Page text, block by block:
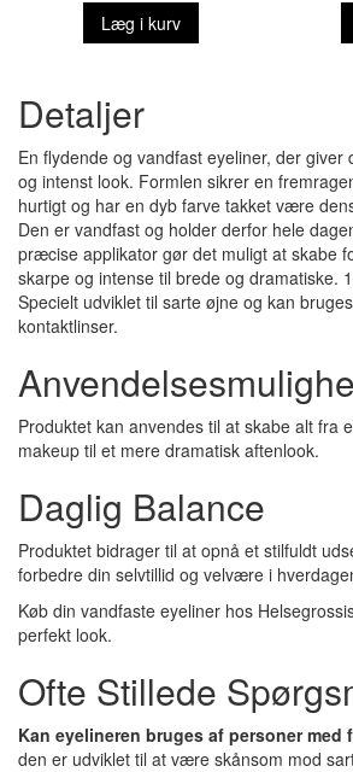
Læg i kurv
Detaljer
En flydende og vandfast eyeliner, der giver
og intenst look. Formlen sikrer en
hurtigt og har en dyb farve takket være
Den er vandfast og holder derfor hele
præcise applikator gør det muligt at skabe
skarpe og intense til brede og dramatiske.
Specielt udviklet til sarte øjne og kan
kontaktlinser.
Produktet kan anvendes til at skabe alt fra
makeup til et mere dramatisk aftenlook.
Daglig Balance
Produktet bidrager til at opnå et stilfuldt
forbedre din selvtillid og velvære i
Køb din vandfaste eyeliner hos
perfekt look.
Ofte Stillede
Kan eyelineren bruges af personer med
den er udviklet til at være skånsom mod